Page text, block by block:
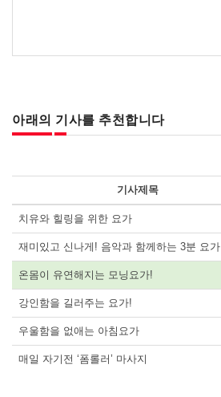
아래의 기사를 추천합니다
기사제목
치유와 힐링을 위한 요가
재미있고 신나게! 음악과 함께하는 3분 요가
온몸이 유연해지는 모닝요가!
강인함을 길러주는 요가!
우울함을 없애는 아침요가
매일 자기전 ‘폼롤러’ 마사지